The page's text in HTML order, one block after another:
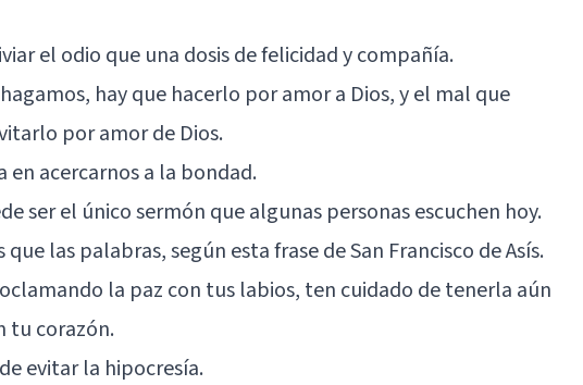
el odio que una dosis de felicidad y compañía.
hay que hacerlo por amor a Dios, y el mal que
por amor de Dios.
en acercarnos a la bondad.
ser el único sermón que algunas personas escuchen hoy.
las palabras, según esta frase de San Francisco de Asís.
la paz con tus labios, ten cuidado de tenerla aún
tu corazón.
evitar la hipocresía.